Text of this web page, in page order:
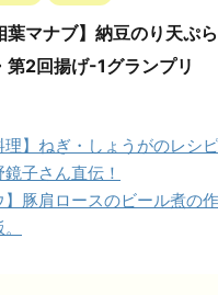
葉マナブ】納豆のり天ぷ
第2回揚げ-1グランプリ
理】ねぎ・しょうがのレシ
子さん直伝！
】豚肩ロースのビール煮の